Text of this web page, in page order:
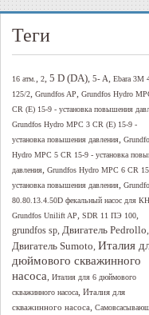
Теги
16 атм. , 2, 5 D (DA), 5- A, Ebara 3M
125/2, Grundfos AP, Grundfos Hydro
CR (E) 15-9 - установка повышения
Grundfos Hydro MPC 3 CR (E) 15-9 -
установка повышения давления,
Hydro MPC 5 CR 15-9 - установка
давления, Grundfos Hydro MPC 6 CR
установка повышения давления,
80.80.13.4.50D фекальный насос для
Grundfos Unilift AP, SDR 11 ПЭ 100,
grundfos sp, Двигатель Pedrollo,
Двигатель Sumoto, Италия
дюймового скважинного
насоса, Италия для 6 дюймового
скважинного насоса, Италия для
скважинного насоса,